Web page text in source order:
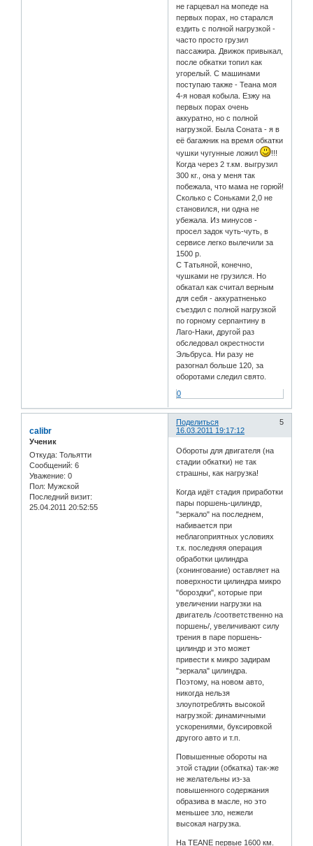
не гарцевал на мопеде на
первых порах, но старался
ездить с полной нагрузкой -
часто просто грузил
пассажира. Движок привыкал,
после обкатки топил как
угорелый. С машинами
поступаю также - Теана моя
4-я новая кобыла. Езжу на
первых порах очень
аккуратно, но с полной
нагрузкой. Была Соната - я в
её багажник на время обкатки
чушки чугунные ложил
!!!
Когда через 2 т.км. выгрузил
300 кг., она у меня так
побежала, что мама не горюй!
Сколько с Соньками 2,0 не
становился, ни одна не
убежала. Из минусов -
просел задок чуть-чуть, в
сервисе легко вылечили за
1500 р.
С Татьяной, конечно,
чушками не грузился. Но
обкатал как считал верным
для себя - аккуратненько
съездил с полной нагрузкой
по горному серпантину в
Лаго-Наки, другой раз
обследовал окрестности
Эльбруса. Ни разу не
разогнал больше 120, за
оборотами следил свято.
0
Поделиться
5
16.03.2011 19:17:12
calibr
Ученик
Откуда: Тольятти
Сообщений: 6
Уважение: 0
Пол: Мужской
Последний визит:
25.04.2011 20:52:55
Обороты для двигателя (на
стадии обкатки) не так
страшны, как нагрузка!
Когда идёт стадия приработки
пары поршень-цилиндр,
"зеркало" на последнем,
набивается при
неблагоприятных условиях
т.к. последняя операция
обработки цилиндра
(хонингование) оставляет на
поверхности цилиндра микро
"бороздки", которые при
увеличении нагрузки на
двигатель /соответственно на
поршень/, увеличивают силу
трения в паре поршень-
цилиндр и это может
привести к микро задирам
"зеркала" цилиндра.
Поэтому, на новом авто,
никогда нельзя
злоупотреблять высокой
нагрузкой: динамичными
ускорениями, буксировкой
другого авто и т.п.
Повышенные обороты на
этой стадии (обкатка) так-же
не желательны из-за
повышенного содержания
образива в масле, но это
меньшее зло, нежели
высокая нагрузка.
На TEANE первые 1600 км.